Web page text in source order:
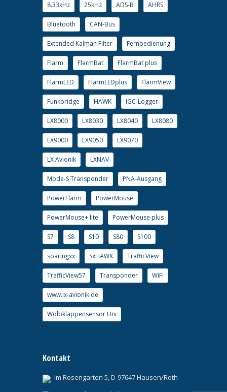
8.33kHz 25kHz ADS-B AHRS
Bluetooth CAN-Bus
Extended Kalman Filter Fernbedienung
Flarm FlarmBat FlarmBat plus
FlarmLED FlarmLEDplus FlarmView
Funkbridge HAWK IGC-Logger
LX8000 LX8030 LX8040 LX8080
LX9000 LX9050 LX9070
LX Avionik LXNAV
Mode-S Transponder PNA-Ausgang
PowerFlarm PowerMouse
PowerMouse+ lite PowerMouse plus
S7 S8 S10 S80 S100
soaringxx SxHAWK TrafficView
TrafficView57 Transponder WiFi
www.lx-avionik.de
Wölbklappensensor Uni
Kontakt
Im Rosengarten 5, D-97647 Hausen/Roth